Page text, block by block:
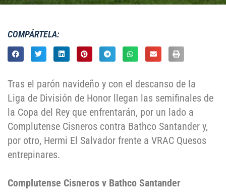
COMPÁRTELA:
Tras el parón navideño y con el descanso de la
Liga de División de Honor llegan las semifinales de
la Copa del Rey que enfrentarán, por un lado a
Complutense Cisneros contra Bathco Santander y,
por otro, Hermi El Salvador frente a VRAC Quesos
entrepinares.
Complutense Cisneros v Bathco Santander